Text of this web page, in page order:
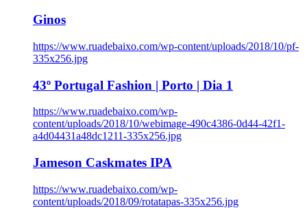
Ginos
https://www.ruadebaixo.com/wp-content/uploads/2018/10/pf-
335x256.jpg
43º Portugal Fashion | Porto | Dia 1
https://www.ruadebaixo.com/wp-
content/uploads/2018/10/webimage-490c4386-0d44-42f1-
a4d04431a48dc1211-335x256.jpg
Jameson Caskmates IPA
https://www.ruadebaixo.com/wp-
content/uploads/2018/09/rotatapas-335x256.jpg